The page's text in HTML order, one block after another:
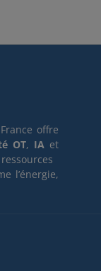
offre
OT, IA et
l’énergie,